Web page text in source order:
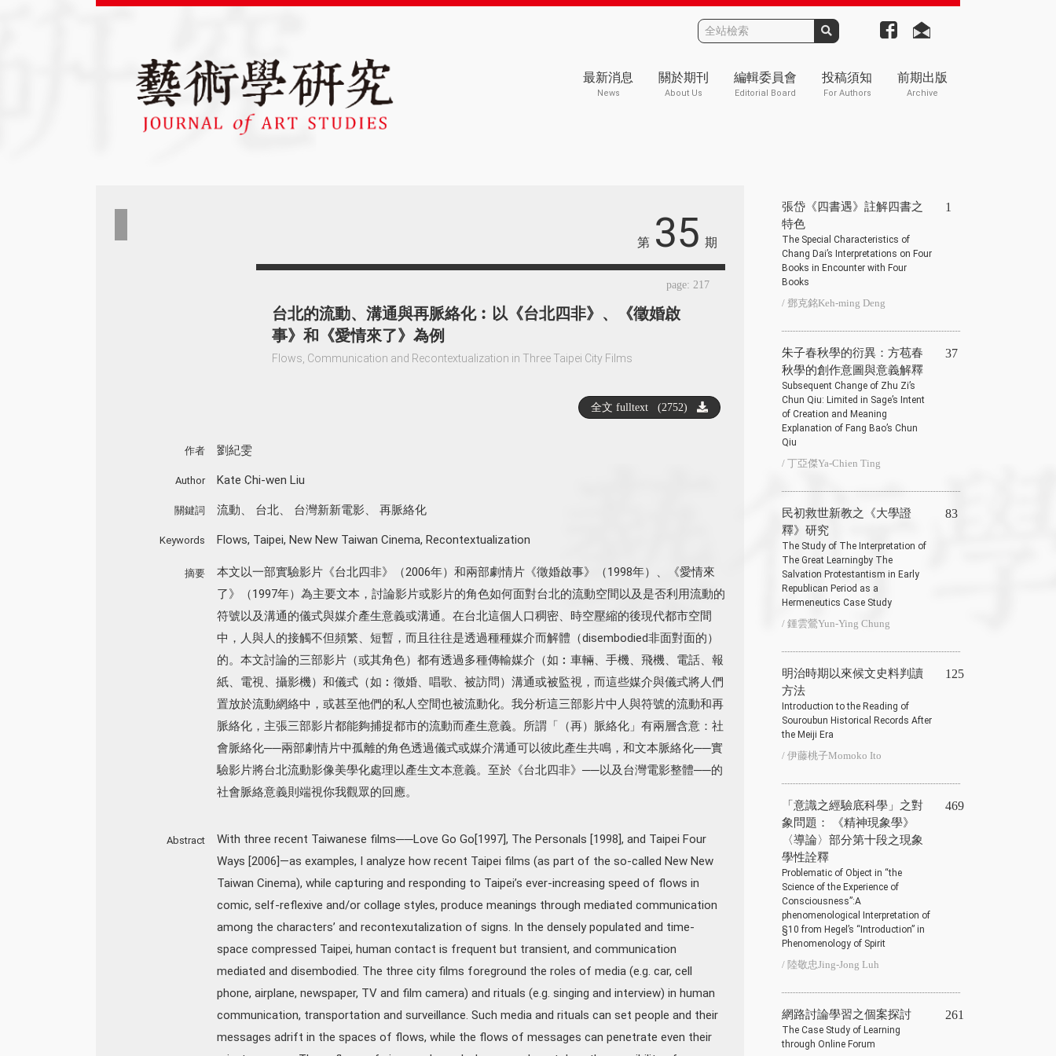
最新消息
News
關於期刊
About Us
編輯委員會
Editorial Board
投稿須知
For Authors
前期出版
Archive
第 35 期
page: 217
台北的流動、溝通與再脈絡化︰以《台北四非》、《徵婚啟
事》和《愛情來了》為例
Flows, Communication and Recontextualization in Three Taipei City Films
作者 劉紀雯
Author Kate Chi-wen Liu
關鍵詞 流動 台北、 台灣新新電影、 再脈絡化
Keywords Flows, Taipei, New New Taiwan Cinema, Recontextualization
摘要
本文以一部實驗影片《台北四非》（2006年）和兩部劇情片《徵婚啟事》（1998年）、《愛情來
了》（1997年）為主要文本，討論影片或影片的角色如何面對台北的流動空間以及是否利用流動的
符號以及溝通的儀式與媒介產生意義或溝通。在台北這個人口稠密、時空壓縮的後現代都市空間
中，人與人的接觸不但頻繁、短暫，而且往往是透過種種媒介而解體（disembodied非面對面的）
的。本文討論的三部影片（或其角色）都有透過多種傳輸媒介（如︰車輛、手機、飛機、電話、報
紙、電視、攝影機）和儀式（如︰徵婚、唱歌、被訪問）溝通或被監視，而這些媒介與儀式將人們
置放於流動網絡中，或甚至他們的私人空間也被流動化。我分析這三部影片中人與符號的流動和再
脈絡化，主張三部影片都能夠捕捉都市的流動而產生意義。所謂「（再）脈絡化」有兩層含意：社
會脈絡化──兩部劇情片中孤離的角色透過儀式或媒介溝通可以彼此產生共鳴，和文本脈絡化──實
驗影片將台北流動影像美學化處理以產生文本意義。至於《台北四非》──以及台灣電影整體──的
社會脈絡意義則端視你我觀眾的回應。
Abstract
With three recent Taiwanese films──Love Go Go[1997], The Personals [1998], and Taipei Four
Ways [2006]—as examples, I analyze how recent Taipei films (as part of the so-called New New
Taiwan Cinema), while capturing and responding to Taipei’s ever-increasing speed of flows in
comic, self-reflexive and/or collage styles, produce meanings through mediated communication
among the characters’ and recontexutalization of signs. In the densely populated and time-
space compressed Taipei, human contact is frequent but transient, and communication
mediated and disembodied. The three city films foreground the roles of media (e.g. car, cell
phone, airplane, newspaper, TV and film camera) and rituals (e.g. singing and interview) in human
communication, transportation and surveillance. Such media and rituals can set people and their
messages adrift in the spaces of flows, while the flows of messages can penetrate even their
張岱《四書遇》註解四書之
特色
The Special Characteristics of
Chang Dai’s Interpretations on Four
Books in Encounter with Four
Books
/ 鄧克銘Keh-ming Deng
1
朱子春秋學的衍異：方苞春
秋學的創作意圖與意義解釋
Subsequent Change of Zhu Zi’s
Chun Qiu: Limited in Sage’s Intent
of Creation and Meaning
Explanation of Fang Bao’s Chun
Qiu
/ 丁亞傑Ya-Chien Ting
37
民初救世新教之《大學證
釋》研究
The Study of The Interpretation of
The Great Learningby The
Salvation Protestantism in Early
Republican Period as a
Hermeneutics Case Study
/ 鍾雲鶯Yun-Ying Chung
83
明治時期以來候文史料判讀
方法
Introduction to the Reading of
Souroubun Historical Records After
the Meiji Era
/ 伊藤桃子Momoko Ito
125
「意識之經驗底科學」之對
象問題： 《精神現象學》
〈導論〉部分第十段之現象
學性詮釋
Problematic of Object in “the
Science of the Experience of
Consciousness”:A
phenomenological Interpretation of
§10 from Hegel’s “Introduction” in
Phenomenology of Spirit
/ 陸敬忠Jing-Jong Luh
469
網路討論學習之個案探討
The Case Study of Learning
through Online Forum
261